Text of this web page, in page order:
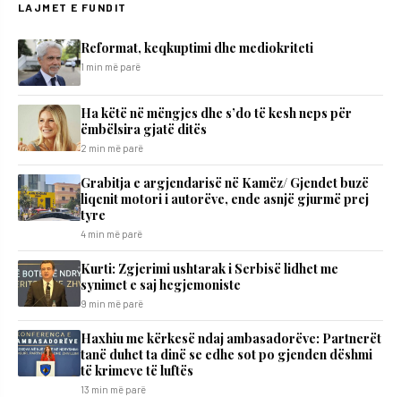
LAJMET E FUNDIT
Reformat, keqkuptimi dhe mediokriteti
1 min më parë
Ha këtë në mëngjes dhe s’do të kesh neps për
ëmbëlsira gjatë ditës
2 min më parë
Grabitja e argjendarisë në Kamëz/ Gjendet buzë
liqenit motori i autorëve, ende asnjë gjurmë prej
tyre
4 min më parë
Kurti: Zgjerimi ushtarak i Serbisë lidhet me
synimet e saj hegjemoniste
9 min më parë
​Haxhiu me kërkesë ndaj ambasadorëve: Partnerët
tanë duhet ta dinë se edhe sot po gjenden dëshmi
të krimeve të luftës
13 min më parë